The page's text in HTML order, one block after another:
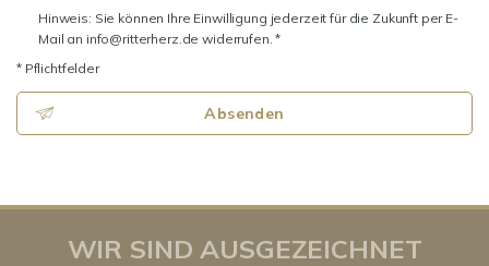
Hinweis: Sie können Ihre Einwilligung jederzeit für die Zukunft per E-
Mail an info@ritterherz.de widerrufen. *
* Pflichtfelder
Absenden
WIR SIND AUSGEZEICHNET